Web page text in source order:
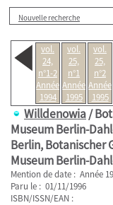
Nouvelle recherche
vol.
24,
n°1-2
Année
1994
vol.
25,
n°1
Année
1995
vol.
25,
n°2
Année
1995
Willdenowia/
Museum Berlin-
Berlin, Botanischer
Museum Berlin-
Mention de date : Année
Paru le : 01/11/1996
ISBN/ISSN/EAN :